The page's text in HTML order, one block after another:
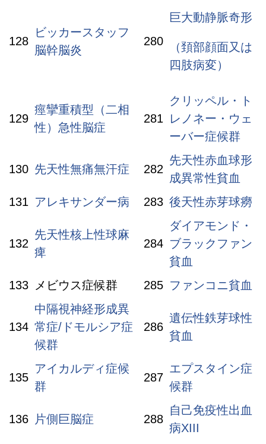
128
ビッカースタッフ
脳幹脳炎
280
巨大動静脈奇形
（頚部顔面又は
四肢病変）
129
痙攣重積型（二相
性）急性脳症
281
クリッペル・ト
レノネー・ウェ
ーバー症候群
130 先天性無痛無汗症 282
先天性赤血球形
成異常性貧血
131 アレキサンダー病 283 後天性赤芽球癆
132
先天性核上性球麻
痺
284
ダイアモンド・
ブラックファン
貧血
133
メビウス症候群 285 ファンコニ貧血
134
中隔視神経形成異
常症/ドモルシア症
候群
286
遺伝性鉄芽球性
貧血
135
アイカルディ症候
群
287
エプスタイン症
候群
136 片側巨脳症 288
自己免疫性出血
病XIII